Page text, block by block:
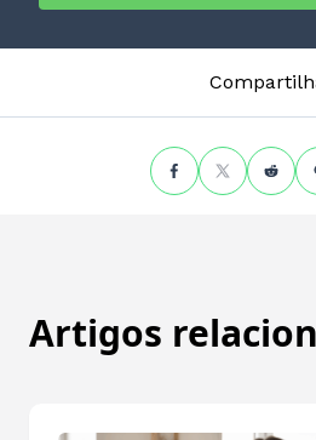
Artigos